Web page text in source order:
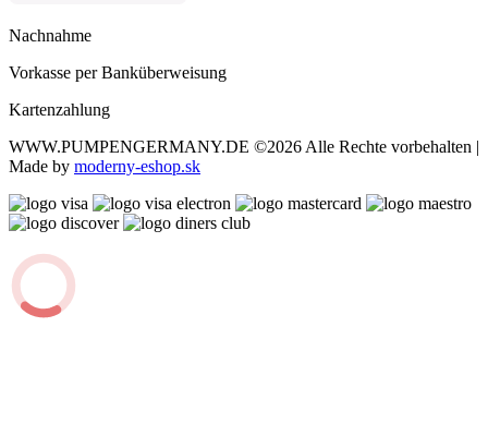
Nachnahme
Vorkasse per Banküberweisung
Kartenzahlung
WWW.PUMPENGERMANY.DE ©2026 Alle Rechte vorbehalten |
Made by moderny-eshop.sk